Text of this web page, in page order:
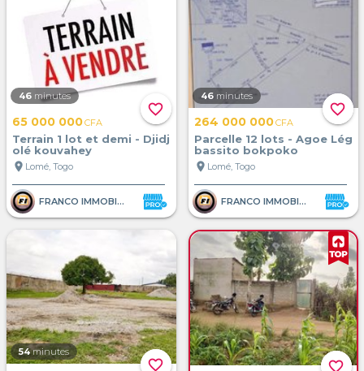
favorite_border
46 minutes
65 000 000CFA
Terrain 1 lot et demi - Djidj
olé kouvahey
location_on Lomé, Togo
FRANCO IMMOBILIER
favorite_border
46 minutes
264 000 000CFA
Parcelle 12 lots - Agoe Lég
bassito bokpoko
location_on Lomé, Togo
FRANCO IMMOBILIER
favorite_border
54 minutes
favorite_border